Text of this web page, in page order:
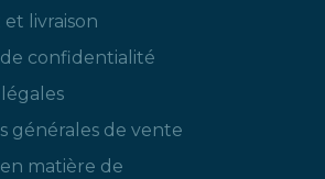
livraison
confidentialité
générales de vente
matière de